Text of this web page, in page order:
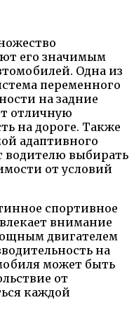
его значимым
Одна из
переменного
на задние
отличную
на дороге. Также
адаптивного
водителю выбирать
от условий
спортивное
внимание
двигателем
на
может быть
от
каждой